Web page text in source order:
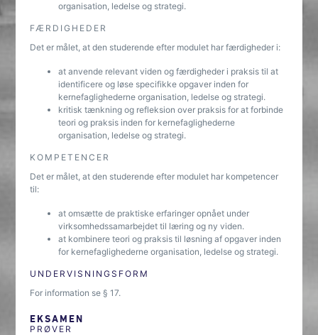
organisation, ledelse og strategi.
FÆRDIGHEDER
Det er målet, at den studerende efter modulet har færdigheder i:
at anvende relevant viden og færdigheder i praksis til at
identificere og løse specifikke opgaver inden for
kernefaglighederne organisation, ledelse og strategi.
kritisk tænkning og refleksion over praksis for at forbinde
teori og praksis inden for kernefaglighederne
organisation, ledelse og strategi.
KOMPETENCER
Det er målet, at den studerende efter modulet har kompetencer
til:
at omsætte de praktiske erfaringer opnået under
virksomhedssamarbejdet til læring og ny viden.
at kombinere teori og praksis til løsning af opgaver inden
for kernefaglighederne organisation, ledelse og strategi.
UNDERVISNINGSFORM
For information se § 17.
EKSAMEN
PRØVER